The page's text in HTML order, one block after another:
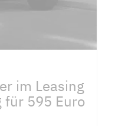
im Leasing
595 Euro